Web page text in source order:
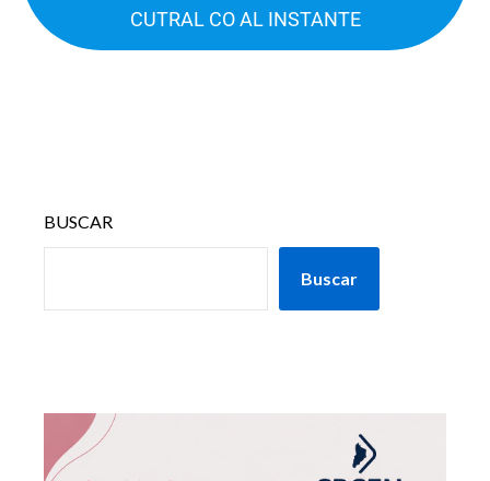
CUTRAL CO AL INSTANTE
BUSCAR
Buscar